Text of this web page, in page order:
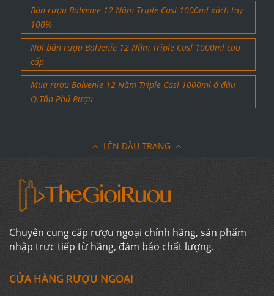
Bán rượu Balvenie 12 Năm Triple Casl 1000ml xách tay
100%
Nơi bán rượu Balvenie 12 Năm Triple Casl 1000ml cao
cấp
Mua rượu Balvenie 12 Năm Triple Casl 1000ml ở đâu
Q.Tân Phú Rượu
LÊN ĐẦU TRANG
Chuyên cung cấp rượu ngoại chính hãng, sản phẩm
nhập trực tiếp từ hãng, đảm bảo chất lượng.
CỬA HÀNG RƯỢU NGOẠI